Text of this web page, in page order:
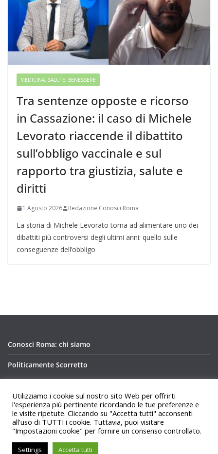
MEDICINA, SALUTE, BENESSERE
Tra sentenze opposte e ricorso
in Cassazione: il caso di Michele
Levorato riaccende il dibattito
sull’obbligo vaccinale e sul
rapporto tra giustizia, salute e
diritti
1 Agosto 2026 Redazione Conosci Roma
La storia di Michele Levorato torna ad alimentare uno dei
dibattiti più controversi degli ultimi anni: quello sulle
conseguenze dell’obbligo
Conosci Roma: chi siamo
Politicamente Scorretto
Copyright © 2026Conosci Roma
Utilizziamo i cookie sul nostro sito Web per offrirti
l'esperienza più pertinente ricordando le tue preferenze e
le visite ripetute. Cliccando su "Accetta tutti" acconsenti
all'uso di TUTTI i cookie. Tuttavia, puoi visitare
"Impostazioni cookie" per fornire un consenso controllato.
Settings Accetta tutti